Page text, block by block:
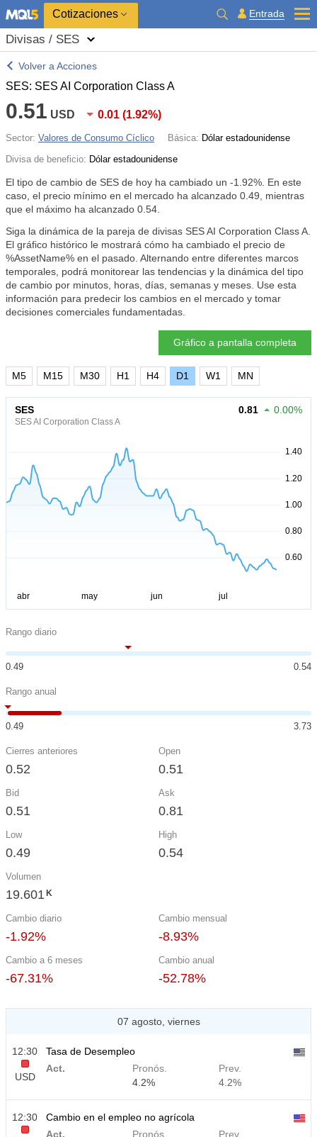
Cotizaciones Entrada
Divisas / SES
Volver a Acciones
SES: SES AI Corporation Class A
0.51 USD 0.01 (1.92%)
Sector: Valores de Consumo Cíclico Básica: Dólar estadounidense
Divisa de beneficio: Dólar estadounidense
El tipo de cambio de SES de hoy ha cambiado un -1.92% . En este
caso, el precio mínimo en el mercado ha alcanzado 0.49, mientras
que el máximo ha alcanzado 0.54.
Siga la dinámica de la pareja de divisas SES AI Corporation Class A.
El gráfico histórico le mostrará cómo ha cambiado el precio de
%AssetName% en el pasado. Alternando entre diferentes marcos
temporales, podrá monitorear las tendencias y la dinámica del tipo
de cambio por minutos, horas, días, semanas y meses. Use esta
información para predecir los cambios en el mercado y tomar
decisiones comerciales fundamentadas.
Gráfico a pantalla completa
M5 M15 M30 H1 H4 D1 W1 MN
SES
SES AI Corporation Class A
0.81 0.00%
Rango diario
0.49 0.54
Rango anual
0.49 3.73
Cierres anteriores
0.52
Open
0.51
Bid
0.51
Ask
0.81
Low
0.49
High
0.54
Volumen
19.601 K
Cambio diario
-1.92%
Cambio mensual
-8.93%
Cambio a 6 meses
-67.31%
Cambio anual
-52.78%
07 agosto, viernes
12:30
USD
Tasa de Desempleo
Act.
Pronós.
4.2%
Prev.
4.2%
12:30
Cambio en el empleo no agrícola
Act.
Pronós.
Prev.